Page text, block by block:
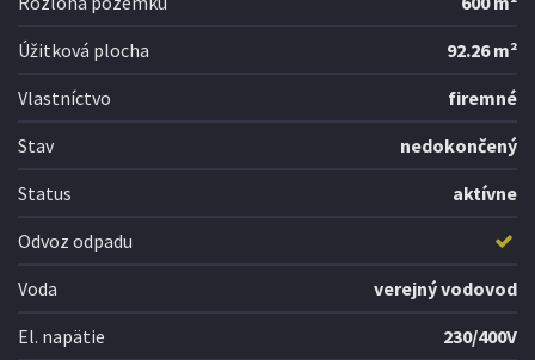
Úžitková plocha
92.26 m²
Vlastníctvo
firemné
Stav
nedokončený
Status
aktívne
Odvoz odpadu
Voda
verejný vodovod
El. napätie
230/400V